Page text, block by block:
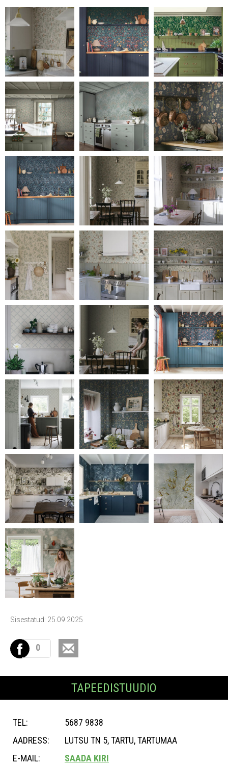
Sisestatud: 25.09.2025
0
TAPEEDISTUUDIO
TEL:
5687 9838
AADRESS:
LUTSU TN 5, TARTU, TARTUMAA
E-MAIL:
SAADA KIRI